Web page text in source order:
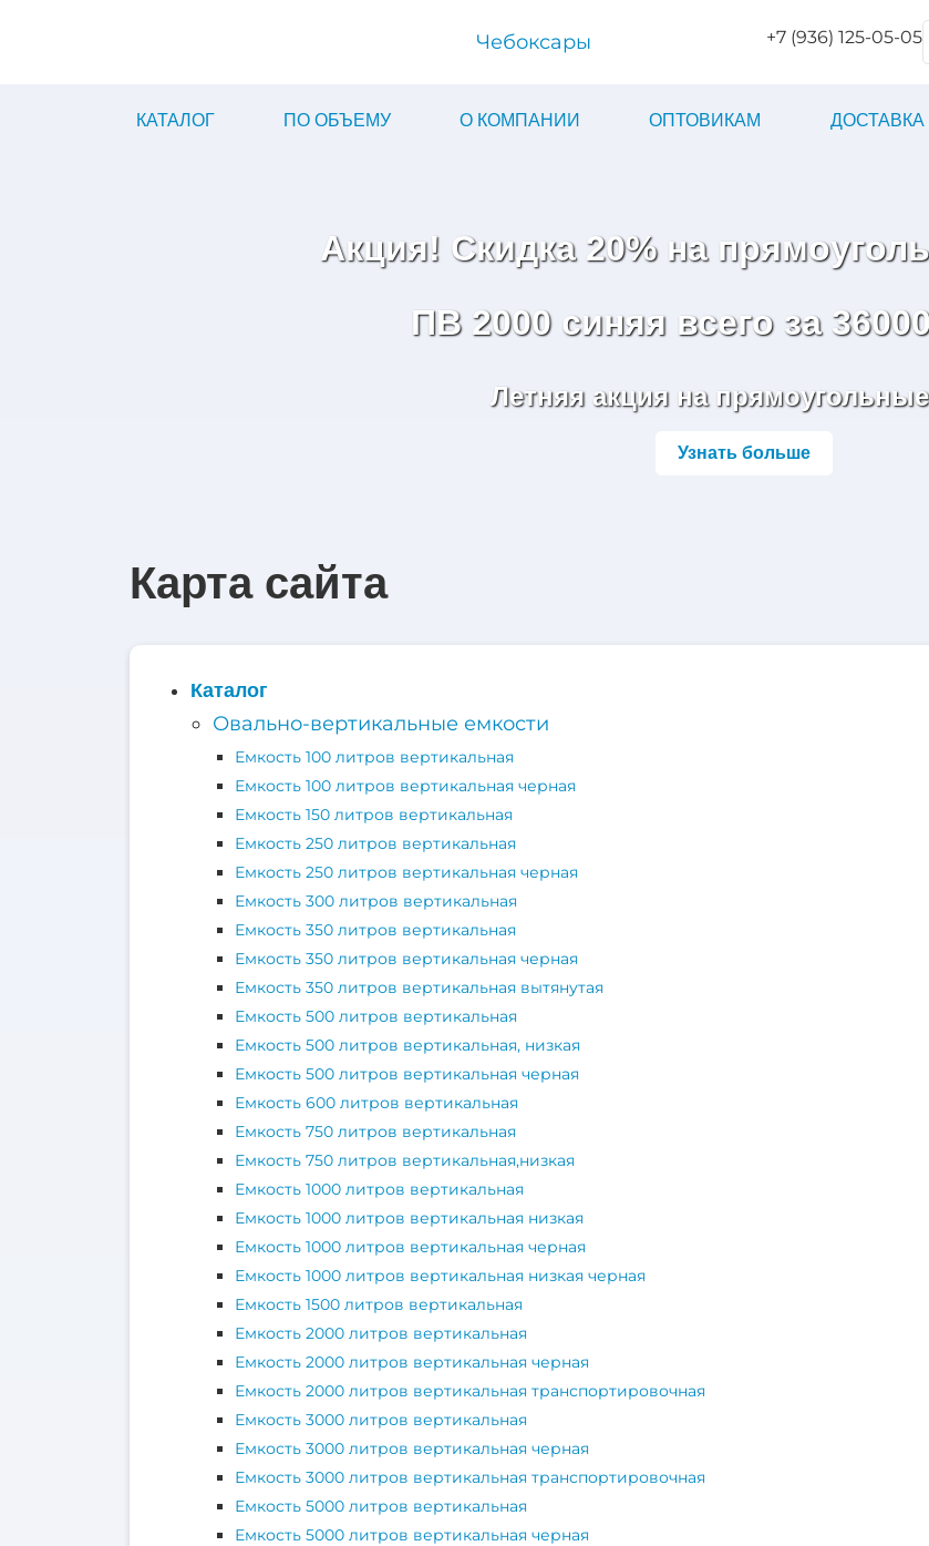
Чебоксары +7 (936) 125-05-05
КАТАЛОГ ПО ОБЪЕМУ О КОМПАНИИ ОПТОВИКАМ ДОСТАВКА
Акция! Скидка 20% на
ПВ 2000 синяя всего за
Летняя акция на
Узнать больше
Карта сайта
Каталог
Овально-вертикальные емкости
Емкость 100 литров вертикальная
Емкость 100 литров вертикальная черная
Емкость 150 литров вертикальная
Емкость 250 литров вертикальная
Емкость 250 литров вертикальная черная
Емкость 300 литров вертикальная
Емкость 350 литров вертикальная
Емкость 350 литров вертикальная черная
Емкость 350 литров вертикальная вытянутая
Емкость 500 литров вертикальная
Емкость 500 литров вертикальная, низкая
Емкость 500 литров вертикальная черная
Емкость 600 литров вертикальная
Емкость 750 литров вертикальная
Емкость 750 литров вертикальная,низкая
Емкость 1000 литров вертикальная
Емкость 1000 литров вертикальная низкая
Емкость 1000 литров вертикальная черная
Емкость 1000 литров вертикальная низкая черная
Емкость 1500 литров вертикальная
Емкость 2000 литров вертикальная
Емкость 2000 литров вертикальная черная
Емкость 2000 литров вертикальная транспортировочная
Емкость 3000 литров вертикальная
Емкость 3000 литров вертикальная черная
Емкость 3000 литров вертикальная транспортировочная
Емкость 5000 литров вертикальная
Емкость 5000 литров вертикальная черная